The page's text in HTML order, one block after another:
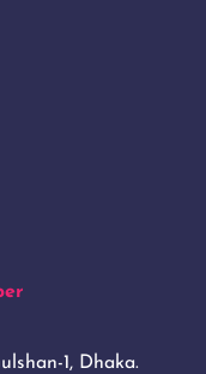
1, Dhaka.